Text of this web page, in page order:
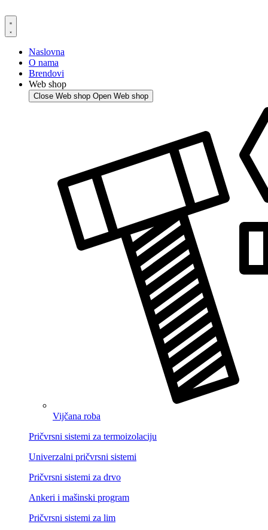
to
content
Naslovna
O nama
Brendovi
Web shop
Close Web shop Open Web shop
Vijčana roba
Pričvrsni sistemi za termoizolaciju
Univerzalni pričvrsni sistemi
Pričvrsni sistemi za drvo
Ankeri i mašinski program
Pričvrsni sistemi za lim